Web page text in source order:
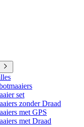
set
zonder Draad
met GPS
met Draad